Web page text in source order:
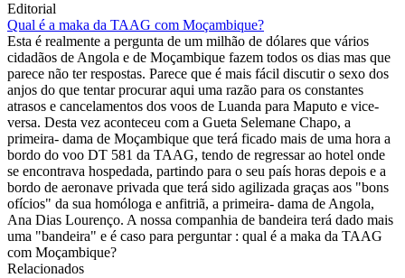
Editorial
Qual é a maka da TAAG com Moçambique?
Esta é realmente a pergunta de um milhão de dólares que vários
cidadãos de Angola e de Moçambique fazem todos os dias mas que
parece não ter respostas. Parece que é mais fácil discutir o sexo dos
anjos do que tentar procurar aqui uma razão para os constantes
atrasos e cancelamentos dos voos de Luanda para Maputo e vice-
versa. Desta vez aconteceu com a Gueta Selemane Chapo, a
primeira- dama de Moçambique que terá ficado mais de uma hora a
bordo do voo DT 581 da TAAG, tendo de regressar ao hotel onde
se encontrava hospedada, partindo para o seu país horas depois e a
bordo de aeronave privada que terá sido agilizada graças aos "bons
ofícios" da sua homóloga e anfitriã, a primeira- dama de Angola,
Ana Dias Lourenço. A nossa companhia de bandeira terá dado mais
uma "bandeira" e é caso para perguntar : qual é a maka da TAAG
com Moçambique?
Relacionados